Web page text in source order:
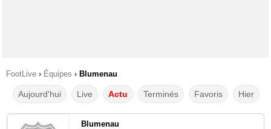
FootLive › Équipes › Blumenau
Aujourd'hui Live Actu Terminés Favoris Hier
Blumenau